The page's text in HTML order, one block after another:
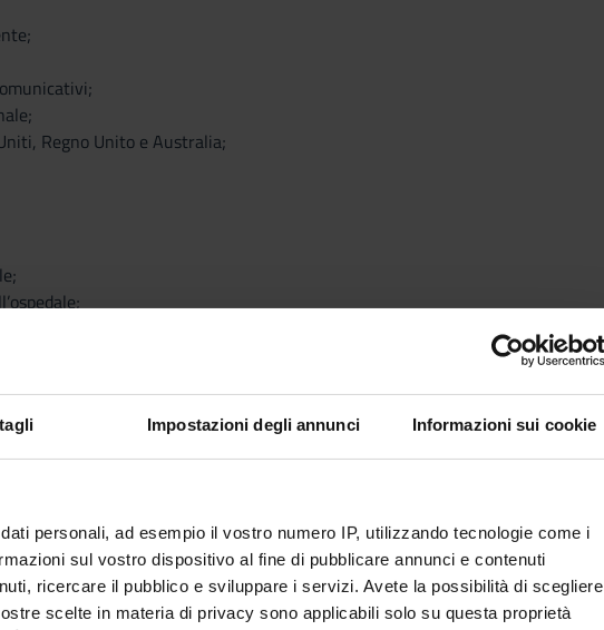
Impostazioni degli annunci Informazioni sui cookie
personali, ad esempio il vostro numero IP, utilizzando tecnologie come i
sul vostro dispositivo al fine di pubblicare annunci e contenuti
ricercare il pubblico e sviluppare i servizi. Avete la possibilità di scegliere
scelte in materia di privacy sono applicabili solo su questa proprietà
Regno Unito e Australia;